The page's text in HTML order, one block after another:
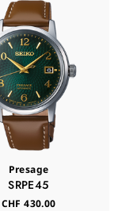
Presage
SRPE45
CHF 430.00